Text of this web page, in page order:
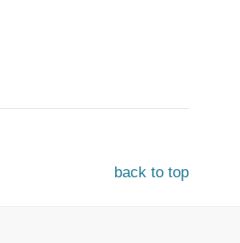
back to top